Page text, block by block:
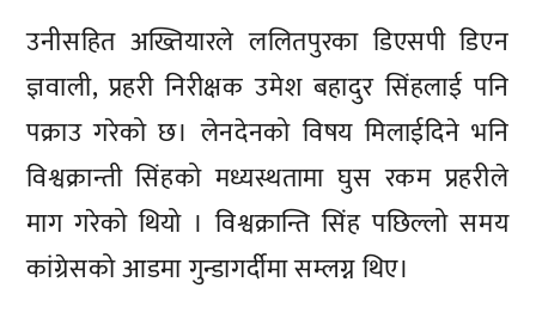
उनीसहित अख्तियारले ललितपुरका डिएसपी डिएन
ज्ञवाली, प्रहरी निरीक्षक उमेश बहादुर सिंहलाई पनि
पक्राउ गरेको छ। लेनदेनको विषय मिलाईदिने भनि
विश्वक्रान्ती सिंहको मध्यस्थतामा घुस रकम प्रहरीले
माग गरेको थियो । विश्वक्रान्ति सिंह पछिल्लो समय
कांग्रेसको आडमा गुन्डागर्दीमा सम्लग्न थिए।